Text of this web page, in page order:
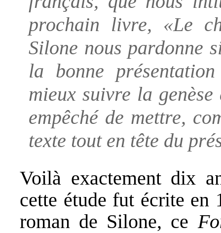
prochain livre, «Le
Silone nous pardonne
la bonne
mieux suivre la
empêché de mettre,
texte tout en tête du
Voilà exactement dix
cette étude fut écrite en
roman de Silone, ce